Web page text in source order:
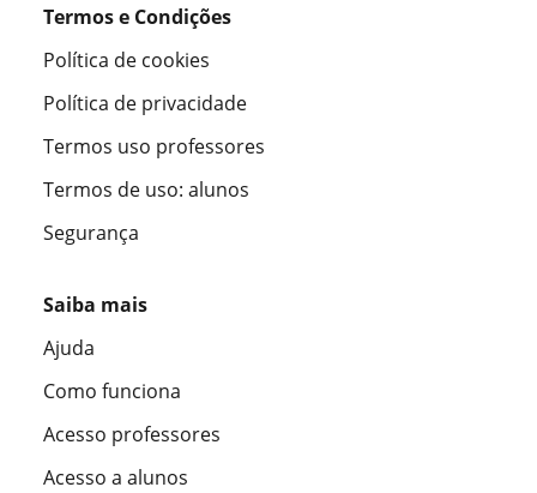
Termos e Condições
Política de cookies
Política de privacidade
Termos uso professores
Termos de uso: alunos
Segurança
Saiba mais
Ajuda
Como funciona
Acesso professores
Acesso a alunos